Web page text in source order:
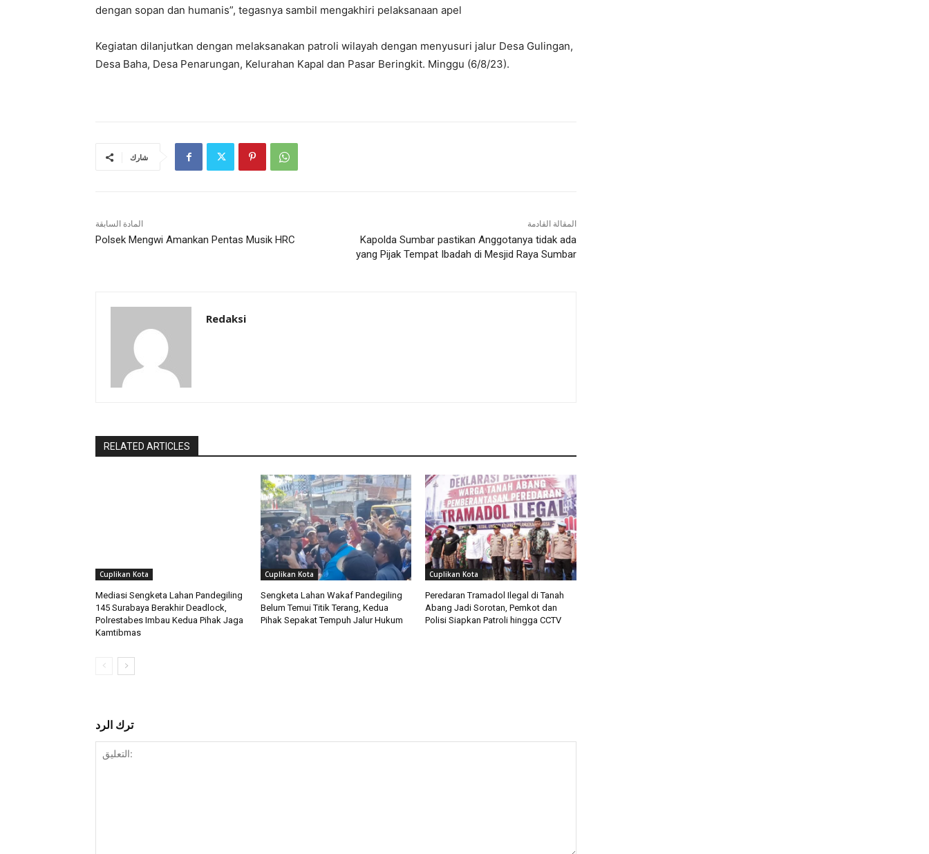
dengan sopan dan humanis”, tegasnya sambil mengakhiri pelaksanaan apel
Kegiatan dilanjutkan dengan melaksanakan patroli wilayah dengan menyusuri jalur Desa Gulingan,
Desa Baha, Desa Penarungan, Kelurahan Kapal dan Pasar Beringkit. Minggu (6/8/23).
شارك
المادة السابقة
Polsek Mengwi Amankan Pentas Musik HRC
المقالة القادمة
Kapolda Sumbar pastikan Anggotanya tidak ada
yang Pijak Tempat Ibadah di Mesjid Raya Sumbar
Redaksi
RELATED ARTICLES
Cuplikan Kota
Mediasi Sengketa Lahan Pandegiling
145 Surabaya Berakhir Deadlock,
Polrestabes Imbau Kedua Pihak Jaga
Kamtibmas
Cuplikan Kota
Sengketa Lahan Wakaf Pandegiling
Belum Temui Titik Terang, Kedua
Pihak Sepakat Tempuh Jalur Hukum
Cuplikan Kota
Peredaran Tramadol Ilegal di Tanah
Abang Jadi Sorotan, Pemkot dan
Polisi Siapkan Patroli hingga CCTV
ترك الرد